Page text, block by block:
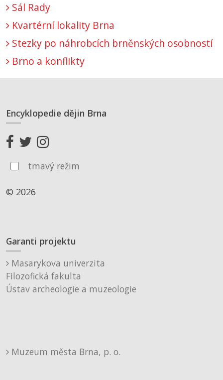
Sál Rady
Kvartérní lokality Brna
Stezky po náhrobcích brněnských osobností
Brno a konflikty
Encyklopedie dějin Brna
tmavý režim
© 2026
Garanti projektu
Masarykova univerzita
Filozofická fakulta
Ústav archeologie a muzeologie
Muzeum města Brna, p. o.